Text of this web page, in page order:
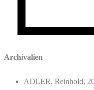
Archivalien
ADLER, Reinhold,